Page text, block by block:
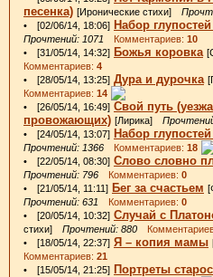
песенка) [Иронические стихи]
• [02/06/14, 18:06] Набор
Прочтений: 1071 Комментариев: 10
• [31/05/14, 14:32] Божья коровка
Комментариев: 4
• [28/05/14, 13:25] Дура и дурочка
Комментариев: 14
• [26/05/14, 16:49] Свой путь
провожающих) [Лирика]
• [24/05/14, 13:07] Набор
Прочтений: 1366 Комментариев: 18
• [22/05/14, 08:30] Слово словно
Прочтений: 796 Комментариев: 0
• [21/05/14, 11:11] Бег за счастьем
Прочтений: 631 Комментариев: 0
• [20/05/14, 10:32] Случай с
стихи] Прочтений: 880
• [18/05/14, 22:37] Я – копия мамы
Комментариев: 21
• [15/05/14, 21:25] Портреты